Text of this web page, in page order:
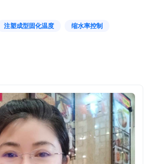
注塑成型固化温度 缩水率控制